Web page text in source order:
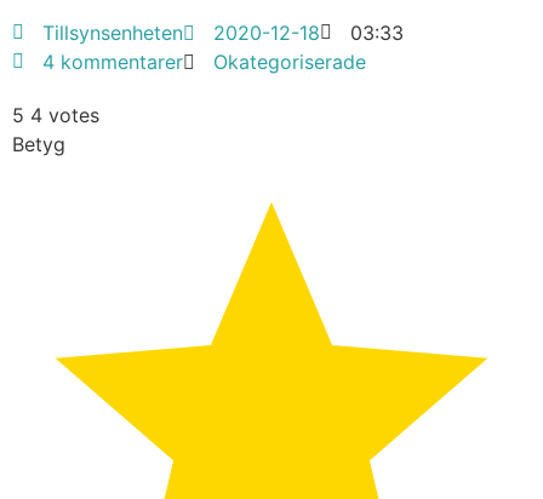
Tillsynsenheten 2020-12-18
03:33
4 kommentarer
Okategoriserade
5 4 votes
Betyg